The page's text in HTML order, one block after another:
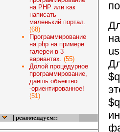
на PHP или как
написать
маленький портал.
(68)
Программирование
на php на примере
галереи в 3
вариантах. (55)
Долой процедурное
программирование,
даешь объектно
-ориентированное!
(51)
|| рекомендуем::